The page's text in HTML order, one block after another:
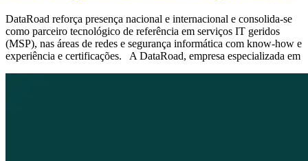
DataRoad reforça presença nacional e internacional e consolida‑se
como parceiro tecnológico de referência em serviços IT geridos
(MSP), nas áreas de redes e segurança informática com know-how e
experiência e certificações. A DataRoad, empresa especializada em